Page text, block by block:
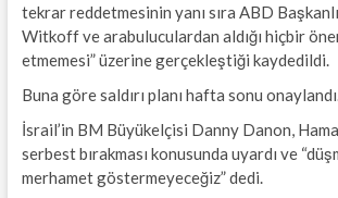
tekrar reddetmesinin yanı sıra ABD
Witkoff ve arabuluculardan aldığı hiçbir
etmemesi” üzerine gerçekleştiği kaydedildi.
Buna göre saldırı planı hafta sonu
İsrail’in BM Büyükelçisi Danny Danon,
serbest bırakması konusunda uyardı ve
merhamet göstermeyeceğiz” dedi.